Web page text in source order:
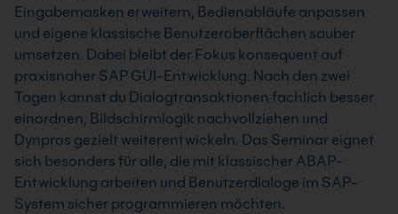
Eingabemasken erweitern, Bedienabläufe anpassen
und eigene klassische Benutzeroberflächen sauber
umsetzen. Dabei bleibt der Fokus konsequent auf
praxisnaher SAP GUI-Entwicklung. Nach den zwei
Tagen kannst du Dialogtransaktionen fachlich besser
einordnen, Bildschirmlogik nachvollziehen und
Dynpros gezielt weiterentwickeln. Das Seminar eignet
sich besonders für alle, die mit klassischer ABAP-
Entwicklung arbeiten und Benutzerdialoge im SAP-
System sicher programmieren möchten.